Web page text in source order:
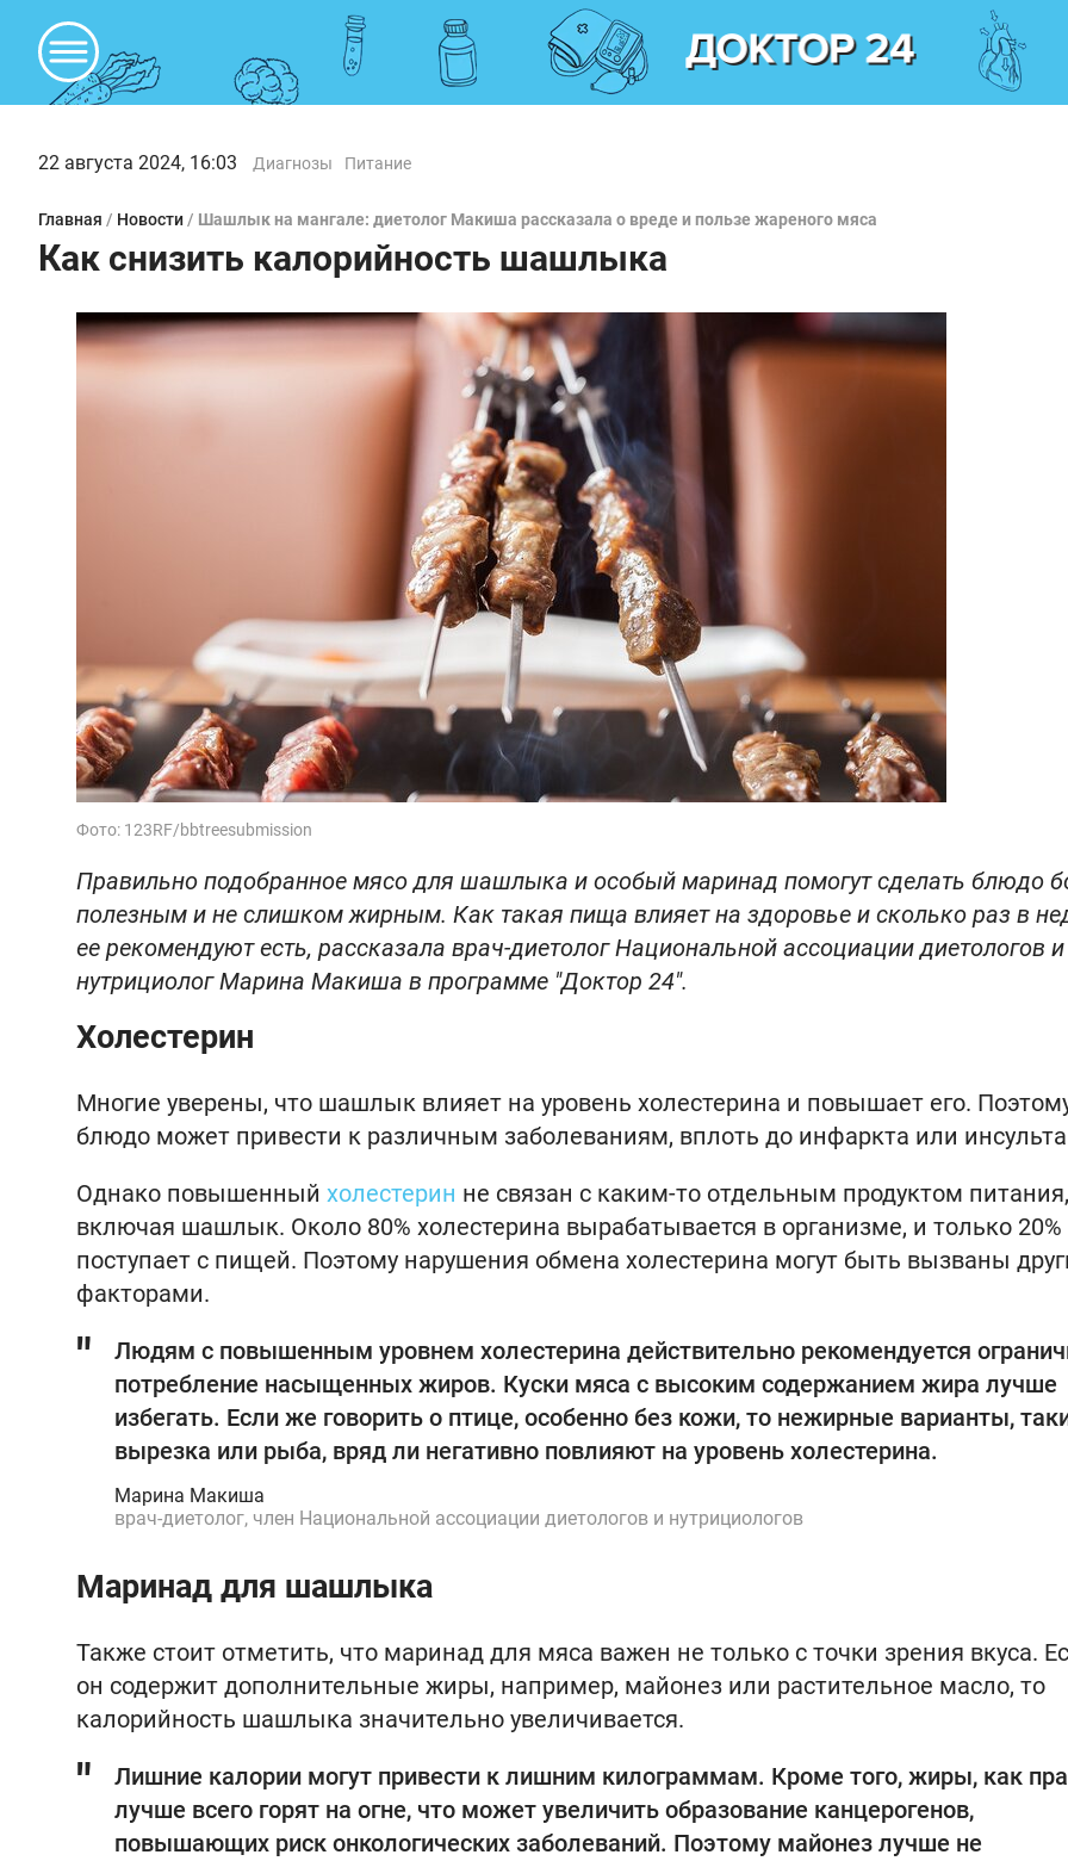
22 августа 2024, 16:03 Диагнозы Питание
Главная / Новости / Шашлык на мангале: диетолог Макиша рассказала о вреде и пользе жареного мяса
Как снизить калорийность шашлыка
Фото: 123RF/bbtreesubmission
Правильно подобранное мясо для шашлыка и особый маринад помогут сделать блюдо
полезным и не слишком жирным. Как такая пища влияет на здоровье и сколько раз в
ее рекомендуют есть, рассказала врач-диетолог Национальной ассоциации диетологов и
нутрициолог Марина Макиша в программе "Доктор 24".
Холестерин
Многие уверены, что шашлык влияет на уровень холестерина и повышает его.
блюдо может привести к различным заболеваниям, вплоть до инфаркта или
Однако повышенный холестерин не связан с каким-то отдельным продуктом питания,
включая шашлык. Около 80% холестерина вырабатывается в организме, и только 20%
поступает с пищей. Поэтому нарушения обмена холестерина могут быть вызваны
факторами.
Людям с повышенным уровнем холестерина действительно рекомендуется
потребление насыщенных жиров. Куски мяса с высоким содержанием жира лучше
избегать. Если же говорить о птице, особенно без кожи, то нежирные варианты,
вырезка или рыба, вряд ли негативно повлияют на уровень холестерина.
Марина Макиша
врач-диетолог, член Национальной ассоциации диетологов и нутрициологов
Маринад для шашлыка
Также стоит отметить, что маринад для мяса важен не только с точки зрения вкуса.
он содержит дополнительные жиры, например, майонез или растительное масло, то
калорийность шашлыка значительно увеличивается.
Лишние калории могут привести к лишним килограммам. Кроме того, жиры, как
лучше всего горят на огне, что может увеличить образование канцерогенов,
повышающих риск онкологических заболеваний. Поэтому майонез лучше не